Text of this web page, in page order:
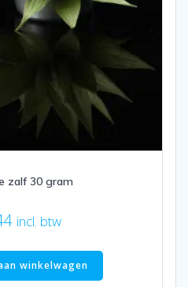
zalf 30 gram
incl. btw
winkelwagen